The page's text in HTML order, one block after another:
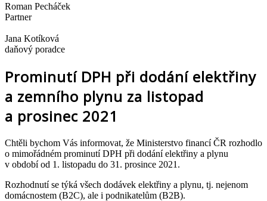
Roman Pecháček
Partner
Jana Kotíková
daňový poradce
Prominutí DPH při dodání elektřiny
a zemního plynu za listopad
a prosinec 2021
Chtěli bychom Vás informovat, že Ministerstvo financí ČR rozhodlo
o mimořádném prominutí DPH při dodání elektřiny a plynu
v období od 1. listopadu do 31. prosince 2021.
Rozhodnutí se týká všech dodávek elektřiny a plynu, tj. nejenom
domácnostem (B2C), ale i podnikatelům (B2B).